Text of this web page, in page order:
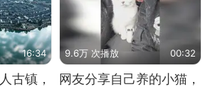
16:34
古镇，
9.6万 次播放 00:32
网友分享自己养的小猫，